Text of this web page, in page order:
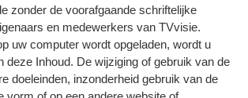
zonder de voorafgaande schriftelijke
en medewerkers van TVvisie.
uw computer wordt opgeladen, wordt u
deze Inhoud. De wijziging of gebruik van de
doeleinden, inzonderheid gebruik van de